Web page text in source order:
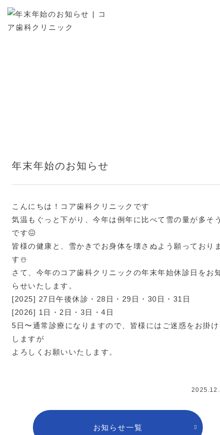
年末年始のお知らせ
こんにちは！コア歯科クリニックです
気温もぐっと下がり、今年は例年に比べて雪の量が多そ
です😖
皆様の健康と、雪かきでお身体を壊さぬよう願っており
す☃️
さて、今年のコア歯科クリニックの年末年始休診日をお
らせいたします。
[2025] 27日午後休診・28日・29日・30日・31日
[2026] 1日・2日・3日・4日
5日〜通常診療になりますので、皆様にはご迷惑をお掛け
しますが
よろしくお願いいたします。
お知らせ一覧